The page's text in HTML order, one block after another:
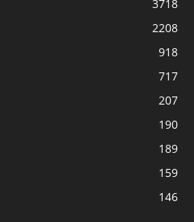
3718
2208
918
717
207
190
189
159
146